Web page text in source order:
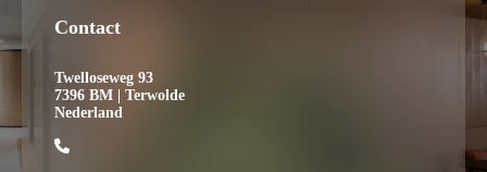
Contact
Twelloseweg 93
7396 BM | Terwolde
Nederland